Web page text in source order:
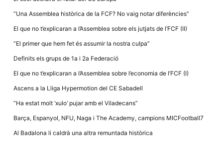
“Una Assemblea històrica de la FCF? No vaig notar diferències”
El que no t’explicaran a l’Assemblea sobre els jutjats de l’FCF (II)
“El primer que hem fet és assumir la nostra culpa”
Definits els grups de 1a i 2a Federació
El que no t’explicaran a l’Assemblea sobre l’economia de l’FCF (I)
Ascens a la Lliga Hypermotion del CE Sabadell
“Ha estat molt ‘xulo’ pujar amb el Viladecans”
Barça, Espanyol, NFU, Naga i The Academy, campions MICFootball7
Al Badalona li caldrà una altra remuntada històrica
i la seva
estructura.
Experiència
components
nostre lloc web
dades en el seu
permeten que el
bé com sigui